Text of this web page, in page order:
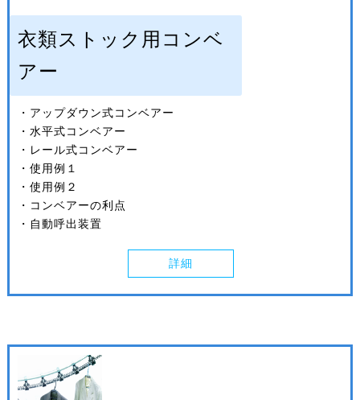
衣類ストック用コンベ
アー
・アップダウン式コンベアー
・水平式コンベアー
・レール式コンベアー
・使用例１
・使用例２
・コンベアーの利点
・自動呼出装置
詳細